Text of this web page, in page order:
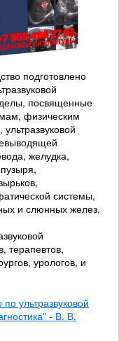
подготовлено
посвященные
физическим
желудка,
системы,
и слюнных желез,
терапевтов,
урологов, и
ультразвуковой
- В. В.